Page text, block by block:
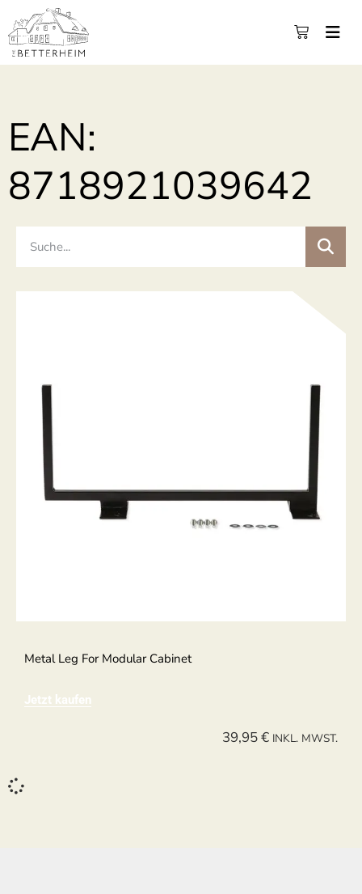
EAN:
8718921039642
Metal Leg For Modular Cabinet
Jetzt kaufen
39,95€ INKL. MWST.